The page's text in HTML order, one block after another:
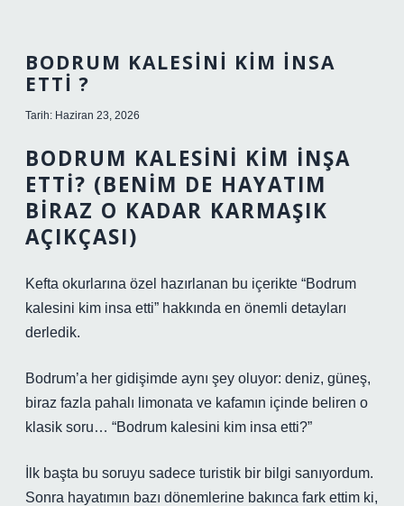
BODRUM KALESINI KIM INSA
ETTI ?
Tarih: Haziran 23, 2026
BODRUM KALESINI KIM İNŞA
ETTI? (BENIM DE HAYATIM
BIRAZ O KADAR KARMAŞIK
AÇIKÇASI)
Kefta okurlarına özel hazırlanan bu içerikte “Bodrum
kalesini kim insa etti” hakkında en önemli detayları
derledik.
Bodrum’a her gidişimde aynı şey oluyor: deniz, güneş,
biraz fazla pahalı limonata ve kafamın içinde beliren o
klasik soru… “Bodrum kalesini kim insa etti?”
İlk başta bu soruyu sadece turistik bir bilgi sanıyordum.
Sonra hayatımın bazı dönemlerine bakınca fark ettim ki,